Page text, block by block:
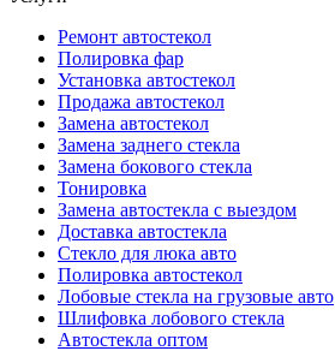
Ремонт автостекол
Полировка фар
Установка автостекол
Продажа автостекол
Замена автостекол
Замена заднего стекла
Замена бокового стекла
Тонировка
Замена автостекла с выездом
Доставка автостекла
Стекло для люка авто
Полировка автостекол
Лобовые стекла на грузовые авто
Шлифовка лобового стекла
Автостекла оптом